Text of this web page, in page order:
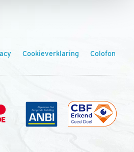
Cookieverklaring Colofon